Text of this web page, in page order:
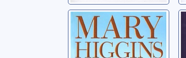
Où es-tu
maintenant?
Clark, Mary Higgins